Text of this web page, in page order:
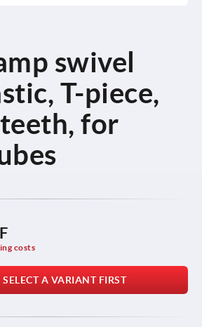
swivel
T-piece,
for
costs
SELECT A VARIANT FIRST